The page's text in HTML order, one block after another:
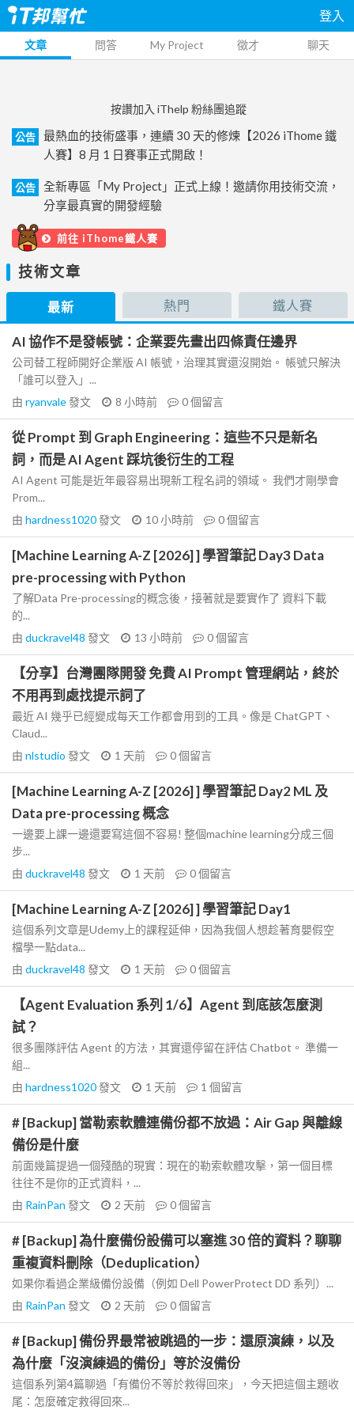
登入
文章 問答 My Project 徵才 聊天
按讚加入 iThelp 粉絲團追蹤
公告
最熱血的技術盛事，連續 30 天的修煉【2026 iThome 鐵
人賽】8 月 1 日賽事正式開啟！
公告
全新專區「My Project」正式上線！邀請你用技術交流，
分享最真實的開發經驗
前往 iThome鐵人賽
技術文章
最新 熱門 鐵人賽
AI 協作不是發帳號：企業要先畫出四條責任邊界
公司替工程師開好企業版 AI 帳號，治理其實還沒開始。 帳號只解決
「誰可以登入」...
由 ryanvale發文 8 小時前 0個留言
從 Prompt 到 Graph Engineering：這些不只是新名
詞，而是 AI Agent 踩坑後衍生的工程
AI Agent 可能是近年最容易出現新工程名詞的領域。 我們才剛學會
Prom...
由 hardness1020發文 10 小時前 0個留言
[Machine Learning A-Z [2026] ] 學習筆記 Day3 Data
pre-processing with Python
了解Data Pre-processing的概念後，接著就是要實作了 資料下載
的...
由 duckravel48 發文 13 小時前 0個留言
【分享】台灣團隊開發 免費 AI Prompt 管理網站，終於
不用再到處找提示詞了
最近 AI 幾乎已經變成每天工作都會用到的工具。像是 ChatGPT、
Claud...
由 nlstudio 發文 1 天前 0個留言
[Machine Learning A-Z [2026] ] 學習筆記 Day2 ML 及
Data pre-processing 概念
一邊要上課一邊還要寫這個不容易! 整個machine learning分成三個
步...
由 duckravel48 發文 1 天前 0個留言
[Machine Learning A-Z [2026] ] 學習筆記 Day1
這個系列文章是Udemy上的課程延伸，因為我個人想趁著育嬰假空
檔學一點data...
由 duckravel48 發文 1 天前 0個留言
【Agent Evaluation 系列 1/6】Agent 到底該怎麼測
試？
很多團隊評估 Agent 的方法，其實還停留在評估 Chatbot。 準備一
組...
由 hardness1020發文 1 天前 1 個留言
# [Backup] 當勒索軟體連備份都不放過：Air Gap 與離線
備份是什麼
前面幾篇提過一個殘酷的現實：現在的勒索軟體攻擊，第一個目標
往往不是你的正式資料，...
由 RainPan 發文 2 天前 0個留言
# [Backup] 為什麼備份設備可以塞進 30 倍的資料？聊聊
重複資料刪除（Deduplication）
如果你看過企業級備份設備（例如 Dell PowerProtect DD 系列）...
由 RainPan 發文 2 天前 0個留言
# [Backup] 備份界最常被跳過的一步：還原演練，以及
為什麼「沒演練過的備份」等於沒備份
這個系列第4篇聊過「有備份不等於救得回來」，今天把這個主題收
尾：怎麼確定救得回來...